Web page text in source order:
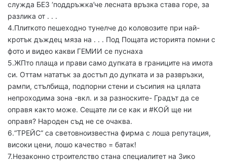
служда БЕЗ ‘поддръжка’че лесната връзка става горе, за
разлика от . . .
4.Плиткото пешеходно тунелче до коловозите при най-
кротък дъждец мяза на . . . Под Пощата историята помни с
фото и видео какви ГЕМИИ се пуснаха
5.ЖПто плаща и прави само дупката в границите на имота
си. Оттам нататък за достъп до дупката и за развръзки,
рампи, стълбища, подпорни стени и съсипия на цялата
непроходима зона -вкл. и за разноските- Градът да се
оправя както може. Сещате ли се как и #КОЙ ще ни
оправя? Народен съд не се очаква.
6.“ТРЕЙС“ са световноизвестна фирма с лоша репутация,
високи цени, лошо качество = батак!
7.Незаконно строителство стана специалитет на Зико